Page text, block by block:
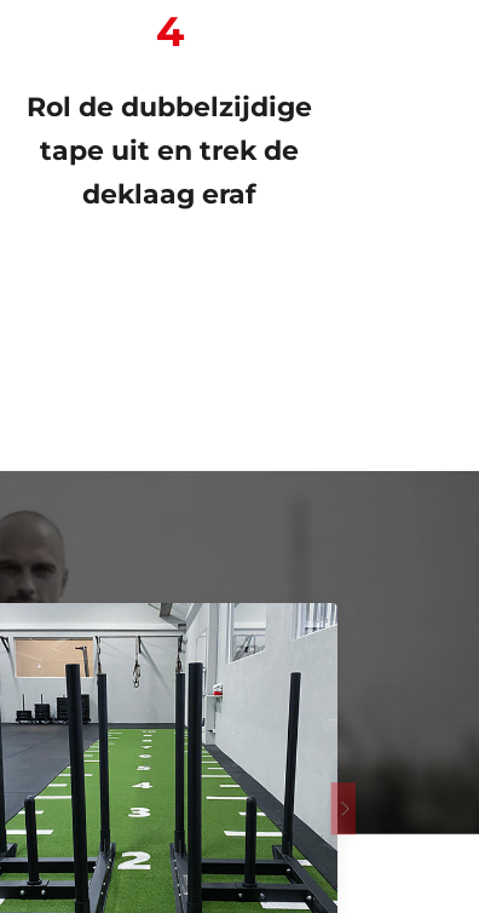
4
Rol de dubbelzijdige
tape uit en trek de
deklaag eraf